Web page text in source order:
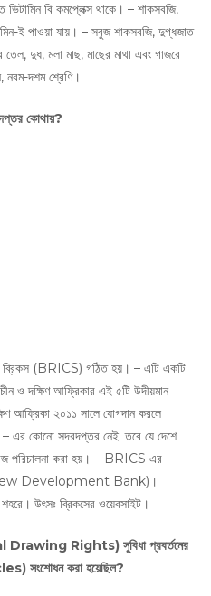
ভিটামিন বি কমপ্লেক্স থাকে। – শাকসবজি,
ই পাওয়া যায়। – সবুজ শাকসবজি, দুগ্ধজাত
দুধ, মলা মাছ, মাছের মাথা এবং গাজরে
নবম-দশম শ্রেণি।
কোথায়?
ব্রিকস (BRICS) গঠিত হয়। – এটি একটি
ও দক্ষিণ আফ্রিকার এই ৫টি উদীয়মান
আফ্রিকা ২০১১ সালে যোগদান করলে
কোনো সদরদপ্তর নেই; তবে যে দেশে
পরিচালনা করা হয়। – BRICS এর
(New Development Bank)।
উৎসঃ ব্রিকসের ওয়েবসাইট।
Rights) সুবিধা প্রবর্তনের
সংশোধন করা হয়েছিল?